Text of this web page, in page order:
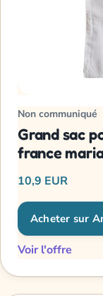
Non communiqué
Grand sac
france
10,9 EUR
Acheter sur
Voir l'offre